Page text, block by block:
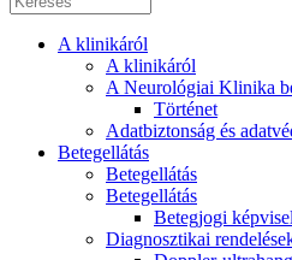
A klinikáról
A klinikáról
A Neurológiai Klinika
Történet
Adatbiztonság és
Betegellátás
Betegellátás
Betegellátás
Betegjogi
Diagnosztikai